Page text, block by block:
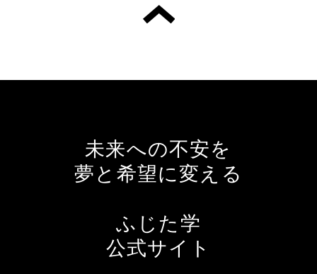
未来への不安を
夢と希望に変える
ふじた学
公式サイト